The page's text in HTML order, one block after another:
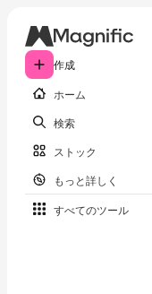
作成
ホーム
検索
ストック
もっと詳しく
すべてのツール